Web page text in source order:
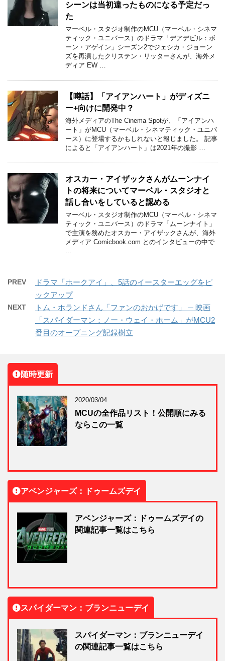
シーンは当初違ったものになる予定だっ
た
マーベル・スタジオ制作のMCU（マーベル・シネマ
ティック・ユニバース）のドラマ「デアデビル：ボ
ーン・アゲイン」シーズン2でジェシカ・ジョーン
ズを再演したクリステン・リッターさんが、海外メ
ディア EW …
【噂話】「アイアンハート」がディズニ
ー+向けに開発中？
海外メディアのThe Cinema Spotが、「アイアンハ
ート」がMCU（マーベル・シネマティック・ユニバ
ース）に登場するかもしれないと報じました。 記事
によると「アイアンハート」は2021年の撮影 …
オスカー・アイザックさんがムーンナイ
トの将来についてマーベル・スタジオと
話し合いをしていると認める
マーベル・スタジオ制作のMCU（マーベル・シネマ
ティック・ユニバース）のドラマ「ムーンナイト」
で主演を務めたオスカー・アイザックさんが、海外
メディア Comicbook.com とのインタビューの中で
PREV
ドラマ「ホークアイ」、5話のイースターエッグをピ
ックアップ
NEXT
トム・ホランドさん「ファンのおかげです」 ─ 映画
「スパイダーマン：ノー・ウェイ・ホーム」がMCU2
番目のオープニング記録樹立
随時更新
2020/03/04
MCUの全作品リスト！公開順にみる
ならこの一覧
アベンジャーズ：ドゥームズデイ
アベンジャーズ：ドゥームズデイの
関連記事一覧はこちら
スパイダーマン：ブランニューデイ
スパイダーマン：ブランニューデイ
の関連記事一覧はこちら